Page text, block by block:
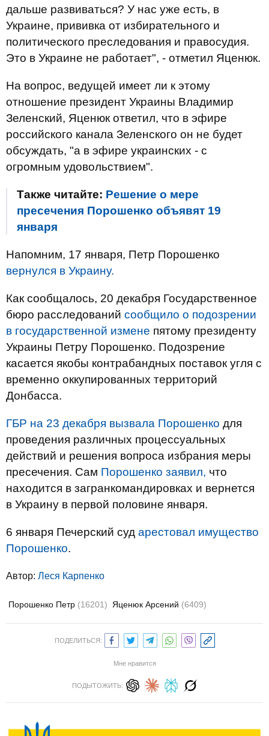
дальше развиваться? У нас уже есть, в
Украине, прививка от избирательного и
политического преследования и правосудия.
Это в Украине не работает", - отметил Яценюк.
На вопрос, ведущей имеет ли к этому
отношение президент Украины Владимир
Зеленский, Яценюк ответил, что в эфире
российского канала Зеленского он не будет
обсуждать, "а в эфире украинских - с
огромным удовольствием".
Также читайте: Решение о мере
пресечения Порошенко объявят 19
января
Напомним, 17 января, Петр Порошенко
вернулся в Украину.
Как сообщалось, 20 декабря Государственное
бюро расследований сообщило о подозрении
в государственной измене пятому президенту
Украины Петру Порошенко. Подозрение
касается якобы контрабандных поставок угля с
временно оккупированных территорий
Донбасса.
ГБР на 23 декабря вызвала Порошенко для
проведения различных процессуальных
действий и решения вопроса избрания меры
пресечения. Сам Порошенко заявил, что
находится в загранкомандировках и вернется
в Украину в первой половине января.
6 января Печерский суд арестовал имущество
Порошенко.
Автор: Леся Карпенко
Порошенко Петр (16201) Яценюк Арсений (6409)
ПОДЕЛИТЬСЯ:
Мне нравится
ПОДЫТОЖИТЬ: